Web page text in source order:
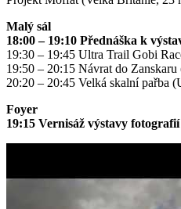
Malý sál
18:00 – 19:10 Přednáška k
19:30 – 19:45 Ultra Trail Gobi
19:50 – 20:15 Návrat do
20:20 – 20:45 Velká skalní pařba
Foyer
19:15 Vernisáž výstavy